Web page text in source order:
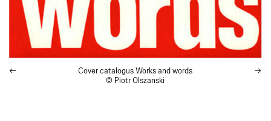
Cover catalogusWorks and words
© Piotr Olszanski